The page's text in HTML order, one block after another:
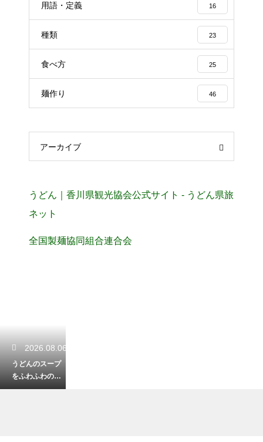
用語・定義 16
種類 23
食べ方 25
麺作り 46
アーカイブ
うどん｜香川県観光協会公式サイト - うどん県旅
ネット
全国製麺協同組合連合会
2026.08.06
うどんのスープ
をふわふわの卵
とじにするコ